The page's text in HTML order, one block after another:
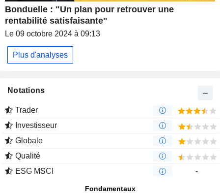
Bonduelle : "Un plan pour retrouver une
rentabilité satisfaisante"
Le 09 octobre 2024 à 09:13
Plus d'analyses
Notations
Trader
Investisseur
Globale
Qualité
ESG MSCI
-